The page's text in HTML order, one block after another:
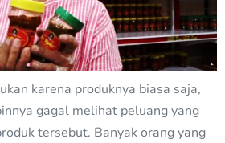
karena produknya biasa saja,
gagal melihat peluang yang
tersebut. Banyak orang yang